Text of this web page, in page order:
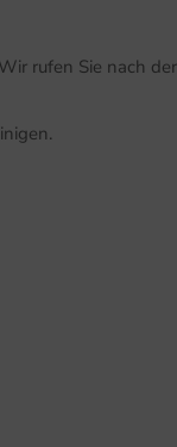
rufen Sie nach